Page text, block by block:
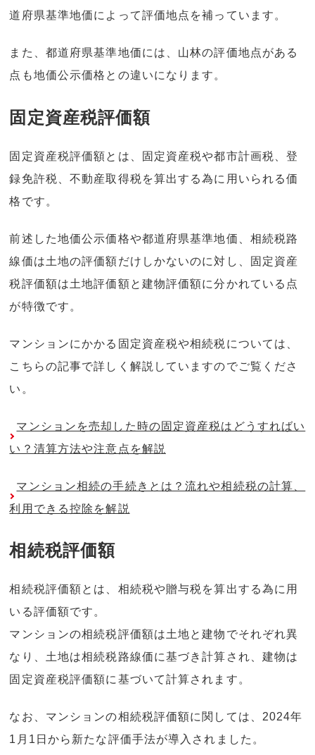
道府県基準地価によって評価地点を補っています。
また、都道府県基準地価には、山林の評価地点がある
点も地価公示価格との違いになります。
固定資産税評価額
固定資産税評価額とは、固定資産税や都市計画税、登
録免許税、不動産取得税を算出する為に用いられる価
格です。
前述した地価公示価格や都道府県基準地価、相続税路
線価は土地の評価額だけしかないのに対し、固定資産
税評価額は土地評価額と建物評価額に分かれている点
が特徴です。
マンションにかかる固定資産税や相続税については、
こちらの記事で詳しく解説していますのでご覧くださ
い。
マンションを売却した時の固定資産税はどうすればい
い？清算方法や注意点を解説
マンション相続の手続きとは？流れや相続税の計算、
利用できる控除を解説
相続税評価額
相続税評価額とは、相続税や贈与税を算出する為に用
いる評価額です。
マンションの相続税評価額は土地と建物でそれぞれ異
なり、土地は相続税路線価に基づき計算され、建物は
固定資産税評価額に基づいて計算されます。
なお、マンションの相続税評価額に関しては、2024年
1月1日から新たな評価手法が導入されました。